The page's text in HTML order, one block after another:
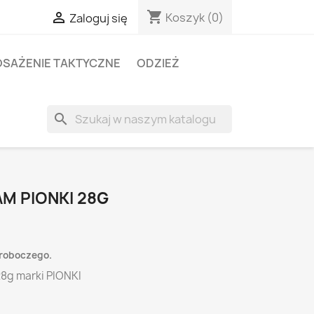
 Zaloguj się shopping_cart Koszyk (0)
TAKTYCZNE
ODZIEŻ
search
PIONKI 28G
marki PIONKI